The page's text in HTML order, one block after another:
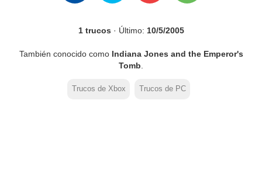
1 trucos · Último: 10/5/2005
También conocido como Indiana Jones and the Emperor's
Tomb
Trucos de Xbox Trucos de PC